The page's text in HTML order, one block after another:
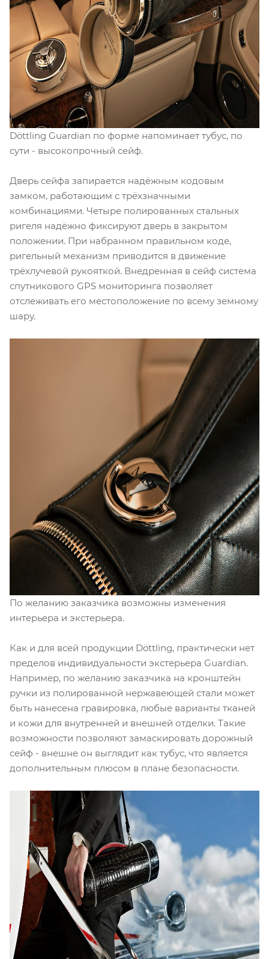
Döttling Guardian по форме напоминает тубус, по
сути - высокопрочный сейф.
Дверь сейфа запирается надёжным кодовым
замком, работающим с трёхзначными
комбинациями. Четыре полированных стальных
ригеля надёжно фиксируют дверь в закрытом
положении. При набранном правильном коде,
ригельный механизм приводится в движение
трёхлучевой рукояткой. Внедренная в сейф система
спутникового GPS мониторинга позволяет
отслеживать его местоположение по всему земному
шару.
По желанию заказчика возможны изменения
интерьера и экстерьера.
Как и для всей продукции Döttling, практически нет
пределов индивидуальности экстерьера Guardian.
Например, по желанию заказчика на кронштейн
ручки из полированной нержавеющей стали может
быть нанесена гравировка, любые варианты тканей
и кожи для внутренней и внешней отделки. Такие
возможности позволяют замаскировать дорожный
сейф - внешне он выглядит как тубус, что является
дополнительным плюсом в плане безопасности.